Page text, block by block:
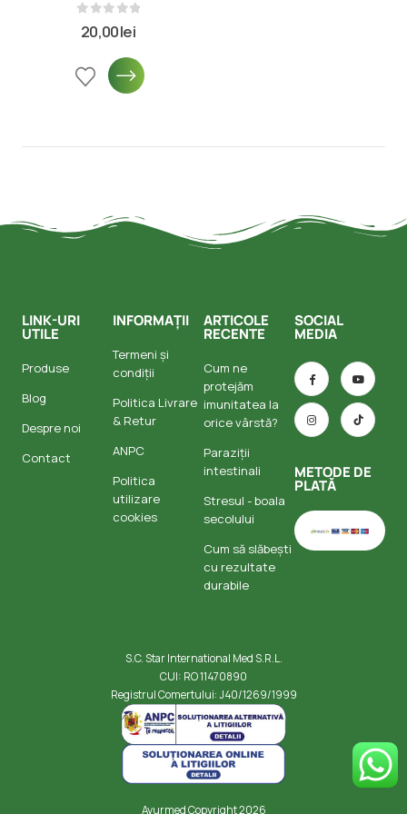
0din 5
20,00lei
LINK-URI
UTILE
Produse
Blog
Despre noi
Contact
INFORMAȚII
Termeni și
condiții
Politica Livrare
& Retur
ANPC
Politica
utilizare
cookies
ARTICOLE
RECENTE
Cum ne
protejăm
imunitatea la
orice vârstă?
Paraziții
intestinali
Stresul - boala
secolului
Cum să slăbești
cu rezultate
durabile
SOCIAL
MEDIA
METODE DE
PLATĂ
S.C. Star International Med S.R.L.
CUI: RO 11470890
Registrul Comertului: J40/1269/1999
Ayurmed Copyright 2026